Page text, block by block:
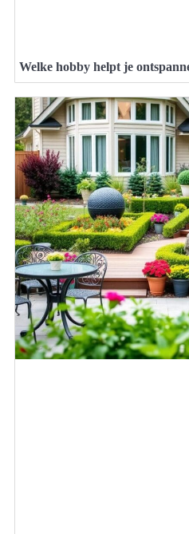
Welke hobby helpt je